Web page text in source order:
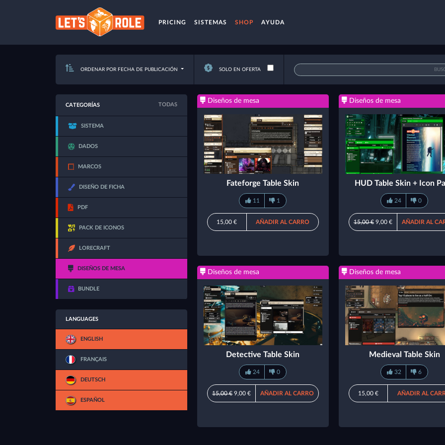
PRICING SISTEMAS SHOP AYUDA
ORDENAR POR FECHA DE PUBLICACIÓN SOLO EN OFERTA
CATEGORÍAS TODAS
SISTEMA
DADOS
MARCOS
DISEÑO DE FICHA
PDF
PACK DE ICONOS
LORECRAFT
DISEÑOS DE MESA
BUNDLE
LANGUAGES
ENGLISH
FRANÇAIS
DEUTSCH
ESPAÑOL
Diseños de mesa
Fateforge Table Skin
11 1
15,00 € AÑADIR AL CARRO
Diseños de mesa
HUD Table Skin + Icon
24 0
15,00 €9,00 € AÑADIR AL
Diseños de mesa
Detective Table Skin
24 0
15,00 € 9,00 € AÑADIR AL CARRO
Diseños de mesa
Medieval Table Skin
32 6
15,00 € AÑADIR AL